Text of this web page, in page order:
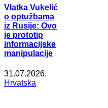
Vlatka Vukelić
o optužbama
iz Rusije: Ovo
je prototip
informacijske
manipulacije
31.07.2026.
Hrvatska